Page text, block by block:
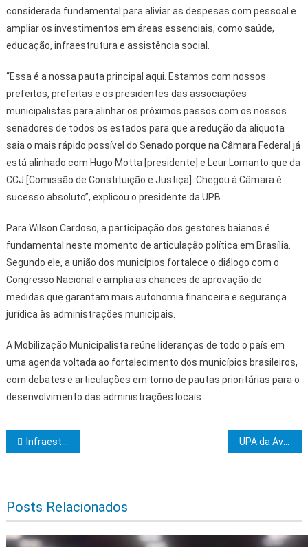
considerada fundamental para aliviar as despesas com pessoal e
ampliar os investimentos em áreas essenciais, como saúde,
educação, infraestrutura e assistência social.
“Essa é a nossa pauta principal aqui. Estamos com nossos
prefeitos, prefeitas e os presidentes das associações
municipalistas para alinhar os próximos passos com os nossos
senadores de todos os estados para que a redução da alíquota
saia o mais rápido possível do Senado porque na Câmara Federal já
está alinhado com Hugo Motta [presidente] e Leur Lomanto que da
CCJ [Comissão de Constituição e Justiça]. Chegou à Câmara é
sucesso absoluto”, explicou o presidente da UPB.
Para Wilson Cardoso, a participação dos gestores baianos é
fundamental neste momento de articulação política em Brasília.
Segundo ele, a união dos municípios fortalece o diálogo com o
Congresso Nacional e amplia as chances de aprovação de
medidas que garantam mais autonomia financeira e segurança
jurídica às administrações municipais.
A Mobilização Municipalista reúne lideranças de todo o país em
uma agenda voltada ao fortalecimento dos municípios brasileiros,
com debates e articulações em torno de pautas prioritárias para o
desenvolvimento das administrações locais.
Navegação de Post
Infraestrutura recupera calçamento em trechos da Rua Castro Alves, em Ibicaraí UPA da Avenida Esperança passa a oferecer raio-X 24 horas
Posts Relacionados